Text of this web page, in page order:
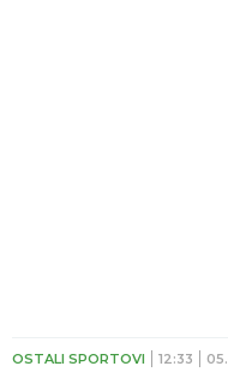
OSTALI SPORTOVI 12:33